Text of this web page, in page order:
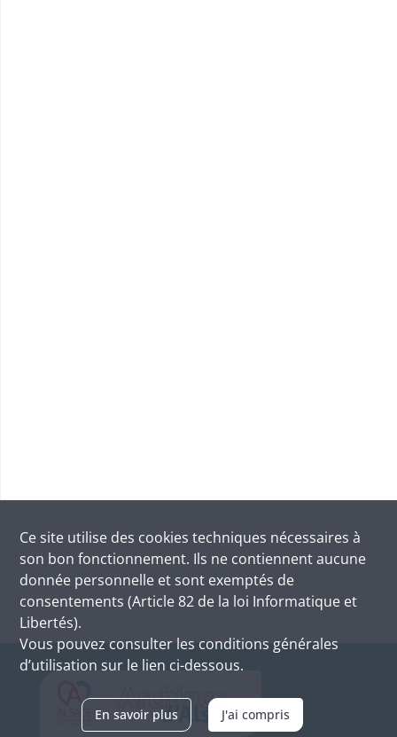
Ce site utilise des cookies techniques nécessaires à
son bon fonctionnement. Ils ne contiennent aucune
donnée personnelle et sont exemptés de
consentements (Article 82 de la loi Informatique et
Libertés).
Vous pouvez consulter les conditions générales
d’utilisation sur le lien ci-dessous.
En savoir plus J'ai compris